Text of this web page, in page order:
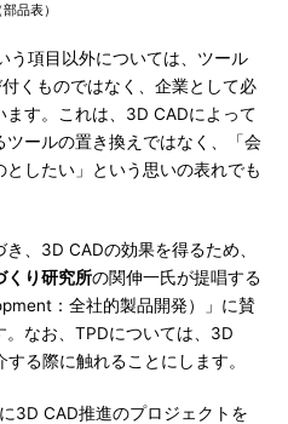
品表）
う項目以外については、ツール
くものではなく、企業として必
す。これは、3D CADによって
ールの置き換えではなく、「会
したい」という思いの表れでも
、3D CADの効果を得るため、
くり研究所の関伸一氏が提唱する
：全社的製品開発）」に賛
なお、TPDについては、3D
る際に触れることにします。
3D CAD推進のプロジェクトを